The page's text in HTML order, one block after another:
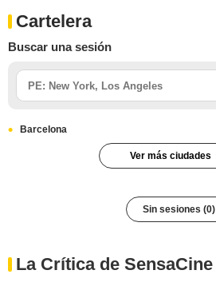
Cartelera
Buscar una sesión
Barcelona
Ver más ciudades
Sin sesiones (0)
La Crítica de SensaCine